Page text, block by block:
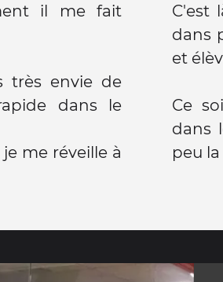
il me fait
très envie de
dans le
me réveille à
C'est
dans
et
Ce
dans
peu